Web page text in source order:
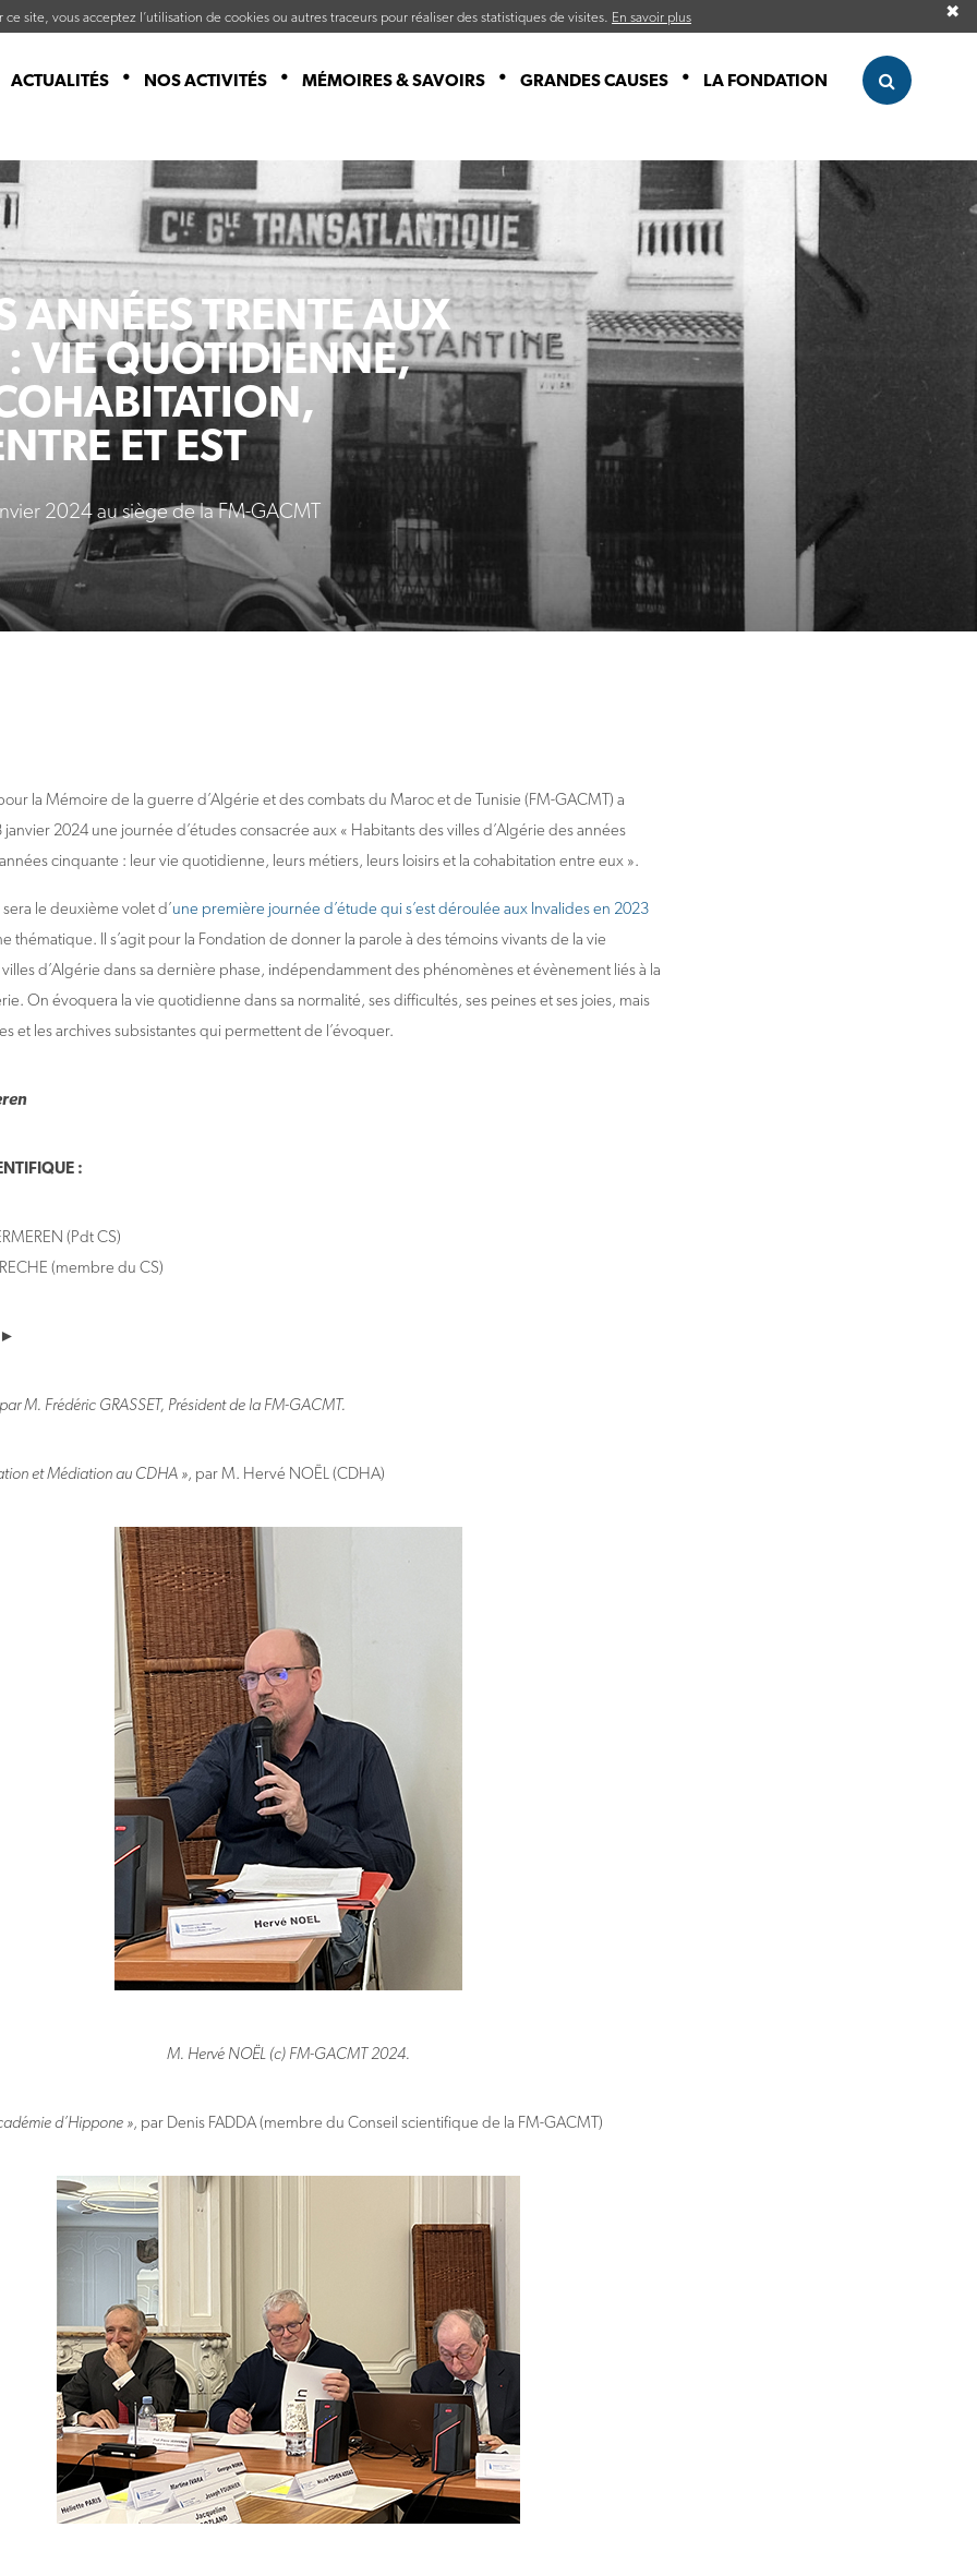
site, vous acceptez l’utilisation de cookies ou autres traceurs pour réaliser des statistiques de visites. En savoir plus ✖
ACTUALITÉS NOS ACTIVITÉS MÉMOIRES & SAVOIRS GRANDES CAUSES LA FONDATION
ANNÉES TRENTE AUX
VIE QUOTIDIENNE,
ET EST
2024 au siège de la FM-GACMT
la Mémoire de la guerre d’Algérie et des combats du Maroc et de Tunisie (FM-GACMT) a
2024 une journée d’études consacrée aux « Habitants des villes d’Algérie des années
cinquante : leur vie quotidienne, leurs métiers, leurs loisirs et la cohabitation entre eux ».
le deuxième volet d’une première journée d’étude qui s’est déroulée aux Invalides en 2023
thématique. Il s’agit pour la Fondation de donner la parole à des témoins vivants de la vie
d’Algérie dans sa dernière phase, indépendamment des phénomènes et évènement liés à la
On évoquera la vie quotidienne dans sa normalité, ses difficultés, ses peines et ses joies, mais
et les archives subsistantes qui permettent de l’évoquer.
:
(Pdt CS)
(membre du CS)
M. Frédéric GRASSET, Président de la FM-GACMT.
et Médiation au CDHA », par M. Hervé NOËL (CDHA)
M. Hervé NOËL (c) FM-GACMT 2024.
d’Hippone », par Denis FADDA (membre du Conseil scientifique de la FM-GACMT)